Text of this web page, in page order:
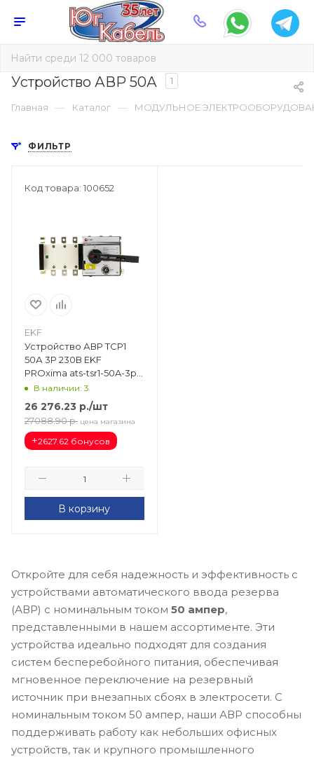
Устройство АВР 50А 1
Главная — Каталог — МОДУЛЬНОЕ
ФИЛЬТР
Код товара: 100652
EKF
Устройство АВР ТСР1
50А 3Р 230В EKF
PROxima ats-tsr1-50A-3p-
proВ наличии: 3
26 276.23 р./шт
27088.90 р. цена магазина
+2627.62 бонусов
В корзину
Откройте для себя надежность и эффективность с
устройствами автоматического ввода резерва
(АВР) с номинальным током 50 ампер,
представленными в нашем ассортименте. Эти
устройства идеально подходят для создания
систем бесперебойного питания, обеспечивая
мгновенное переключение на резервный
источник при внезапных сбоях в электросети. С
номинальным током 50 ампер, наши АВР способны
поддерживать работу как небольших офисных
устройств, так и крупного промышленного